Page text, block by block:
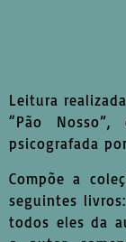
Leitura
“Pão
psicografada
Compõe a
seguintes
todos eles da